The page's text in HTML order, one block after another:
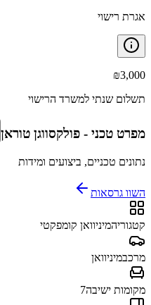
אגרת רישוי
₪3,000
תשלום שנתי למשרד הרישוי
מפרט טכני - פולקסווגן טוראן
נתונים טכניים, ביצועים ומידות
השוו גרסאות
קטגוריהמיניוואן קומפקטי
מרכבמיניוואן
מקומות ישיבה7